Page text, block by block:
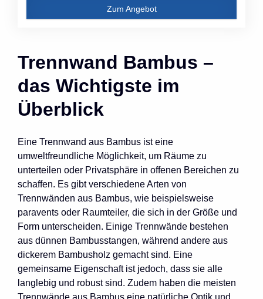
Zum Angebot
Trennwand Bambus –
das Wichtigste im
Überblick
Eine Trennwand aus Bambus ist eine
umweltfreundliche Möglichkeit, um Räume zu
unterteilen oder Privatsphäre in offenen Bereichen zu
schaffen. Es gibt verschiedene Arten von
Trennwänden aus Bambus, wie beispielsweise
paravents oder Raumteiler, die sich in der Größe und
Form unterscheiden. Einige Trennwände bestehen
aus dünnen Bambusstangen, während andere aus
dickerem Bambusholz gemacht sind. Eine
gemeinsame Eigenschaft ist jedoch, dass sie alle
langlebig und robust sind. Zudem haben die meisten
Trennwände aus Bambus eine natürliche Optik und